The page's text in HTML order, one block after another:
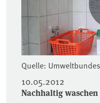
Quelle:
10.05.2012
Nachhaltig waschen